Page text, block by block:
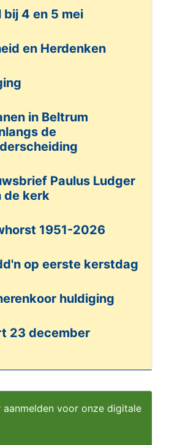
aanmelden voor onze digitale
bij 4 en 5 mei
en Herdenken
in Beltrum
de
Paulus Ludger
de kerk
1951-2026
op eerste kerstdag
huldiging
23 december